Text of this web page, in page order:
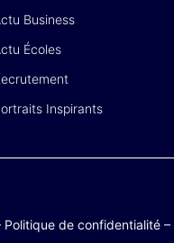
Business
Écoles
Inspirants
Politique de confidentialité –